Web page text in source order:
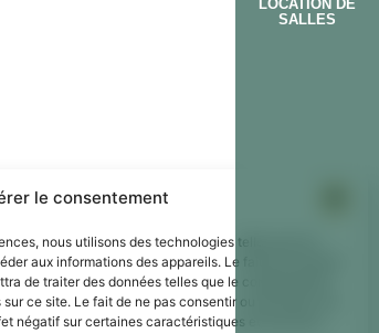
le consentement
nous utilisons des technologies telles que les
aux informations des appareils. Le fait de consentir
de traiter des données telles que le comportement
ce site. Le fait de ne pas consentir ou de retirer son
négatif sur certaines caractéristiques et fonctions.
LOCATION DE
SALLES